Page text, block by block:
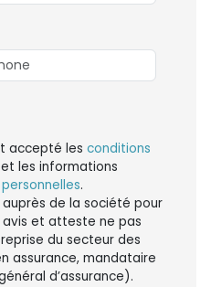
accepté les conditions
et les informations
.
de la société pour
et atteste ne pas
du secteur des
assurance, mandataire
d’assurance).